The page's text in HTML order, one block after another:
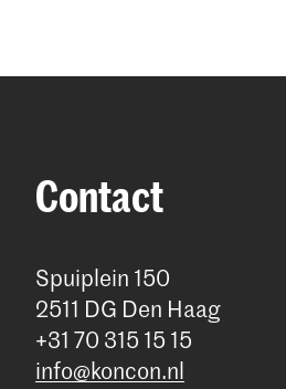
Contact
Spuiplein 150
2511 DG Den Haag
+31 70 315 15 15
info@koncon.nl